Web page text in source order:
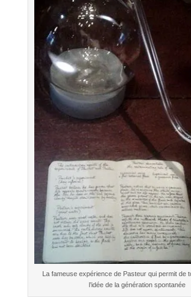
La fameuse expérience de Pasteur qui permit de
l’idée de la génération spontanée